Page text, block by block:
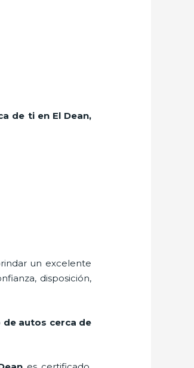
de ti en El Dean,
un excelente
disposición,
de autos cerca de